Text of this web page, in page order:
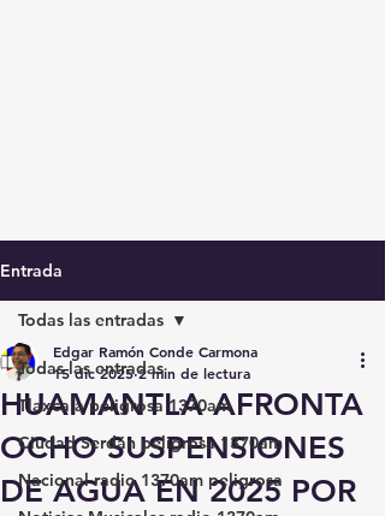
Entrada
Todas las entradas
Tlaxcala peligrosa 1370am
Ciudad Serdán peligrosa 1370am
Nacional radio 1370am peligrosa
Todas las entradas
HUAMANTLA AFRONTA
OCHO SUSPENSIONES
DE AGUA EN 2025 POR
Edgar Ramón Conde Carmona
15 dic 2025 2 min de lectura